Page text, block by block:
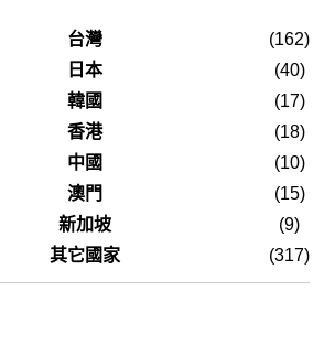
台灣
(162)
日本
(40)
韓國
(17)
香港
(18)
中國
(10)
澳門
(15)
新加坡
(9)
其它國家
(317)